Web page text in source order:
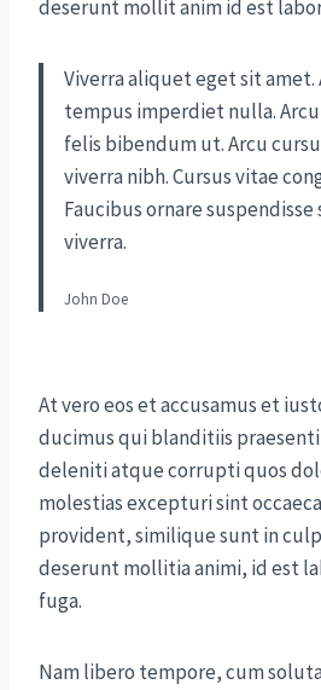
deserunt mollit anim id est
Viverra aliquet eget sit
tempus imperdiet nulla.
felis bibendum ut. Arcu
viverra nibh. Cursus vitae
Faucibus ornare suspendisse
viverra.
John Doe
At vero eos et accusamus et
ducimus qui blanditiis
deleniti atque corrupti quos
molestias excepturi sint
provident, similique sunt in
deserunt mollitia animi, id est
fuga.
Nam libero tempore, cum